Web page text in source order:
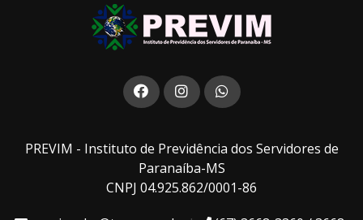
PREVIM - Instituto de Previdência dos Servidores de
Paranaíba-MS
CNPJ 04.925.862/0001-86